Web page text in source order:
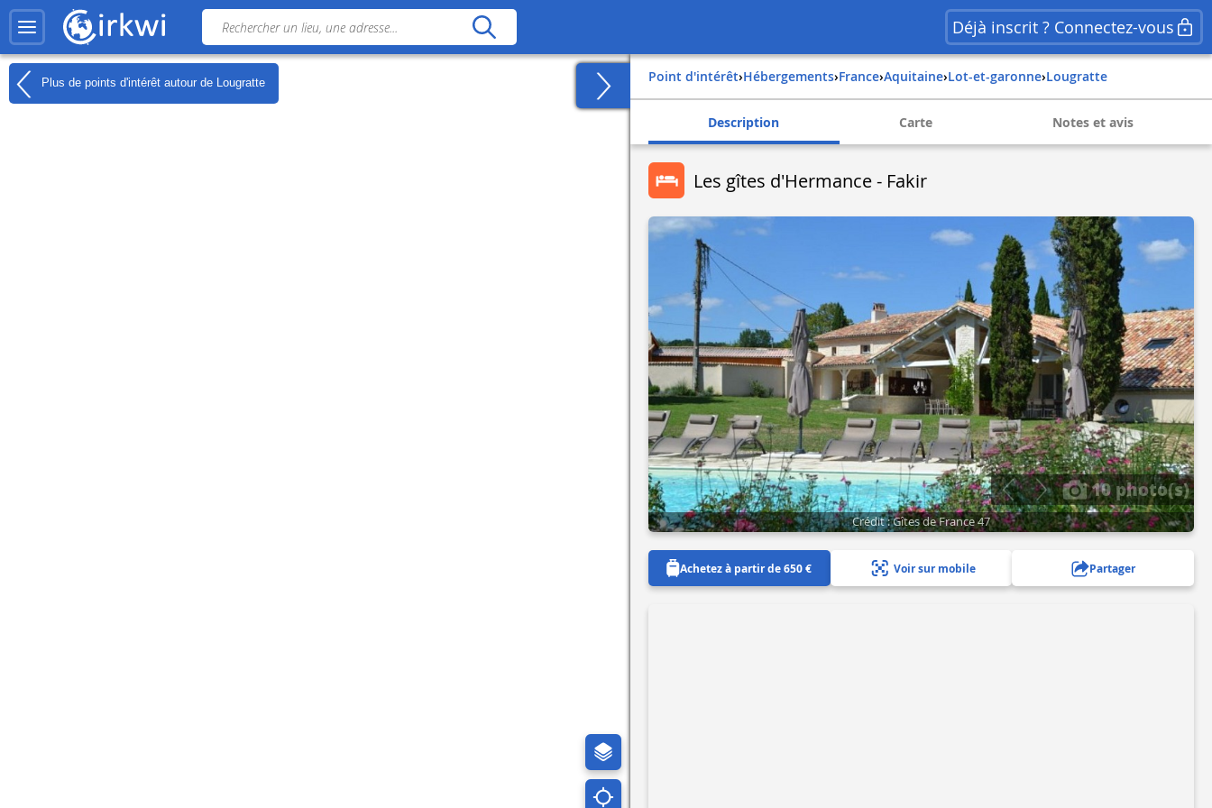
Déjà inscrit ? Connectez-vous
Plus de points d'intérêt autour de Lougratte Point d'intérêt› Hébergements› france› aquitaine› lot-et-garonne› lougratte
Description Carte Notes et avis
Les gîtes d'Hermance - Fakir
10 photo(s)
Crédit : Gîtes de France 47
Achetez à partir de 650 € Voir sur mobile Partager